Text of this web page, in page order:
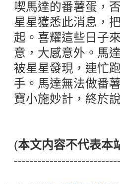
喫馬達的番薯蛋，
星星獲悉此消息，
起。喜耀這些日子
意，大感意外。馬
被星星發現，連忙
手。馬達無法做番
寶小施妙計，終於
(本文内容不代表本